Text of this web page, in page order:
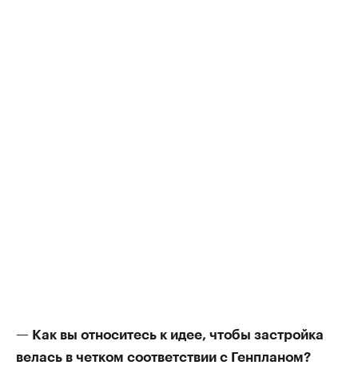
— Как вы относитесь к идее, чтобы застройка
велась в четком соответствии с Генпланом?